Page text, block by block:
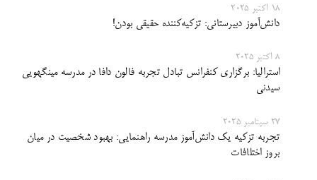
18 اکتبر 2025
دانش‌آموز دبیرستانی: تزکیه‌کننده‌ حقیقی بودن!
8 اکتبر 2025
استرالیا: برگزاری کنفرانس تبادل تجربه فالون دافا در مدرسه مینگهویی
سیدنی
27 سپتامبر 2025
تجربه تزکیه یک دانش‌آموز مدرسه راهنمایی: بهبود شخصیت در میان
بروز اختلافات